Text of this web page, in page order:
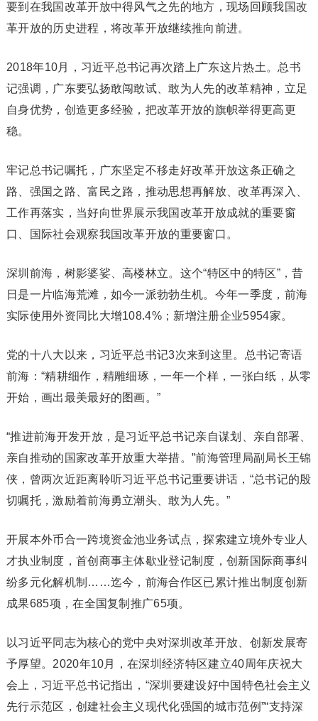
要到在我国改革开放中得风气之先的地方，现场回顾我国改
革开放的历史进程，将改革开放继续推向前进。
2018年10月，习近平总书记再次踏上广东这片热土。总书
记强调，广东要弘扬敢闯敢试、敢为人先的改革精神，立足
自身优势，创造更多经验，把改革开放的旗帜举得更高更
稳。
牢记总书记嘱托，广东坚定不移走好改革开放这条正确之
路、强国之路、富民之路，推动思想再解放、改革再深入、
工作再落实，当好向世界展示我国改革开放成就的重要窗
口、国际社会观察我国改革开放的重要窗口。
深圳前海，树影婆娑、高楼林立。这个“特区中的特区”，昔
日是一片临海荒滩，如今一派勃勃生机。今年一季度，前海
实际使用外资同比大增108.4%；新增注册企业5954家。
党的十八大以来，习近平总书记3次来到这里。总书记寄语
前海：“精耕细作，精雕细琢，一年一个样，一张白纸，从零
开始，画出最美最好的图画。”
“推进前海开发开放，是习近平总书记亲自谋划、亲自部署、
亲自推动的国家改革开放重大举措。”前海管理局副局长王锦
侠，曾两次近距离聆听习近平总书记重要讲话，“总书记的殷
切嘱托，激励着前海勇立潮头、敢为人先。”
开展本外币合一跨境资金池业务试点，探索建立境外专业人
才执业制度，首创商事主体歇业登记制度，创新国际商事纠
纷多元化解机制……迄今，前海合作区已累计推出制度创新
成果685项，在全国复制推广65项。
以习近平同志为核心的党中央对深圳改革开放、创新发展寄
予厚望。2020年10月，在深圳经济特区建立40周年庆祝大
会上，习近平总书记指出，“深圳要建设好中国特色社会主义
先行示范区，创建社会主义现代化强国的城市范例”“支持深